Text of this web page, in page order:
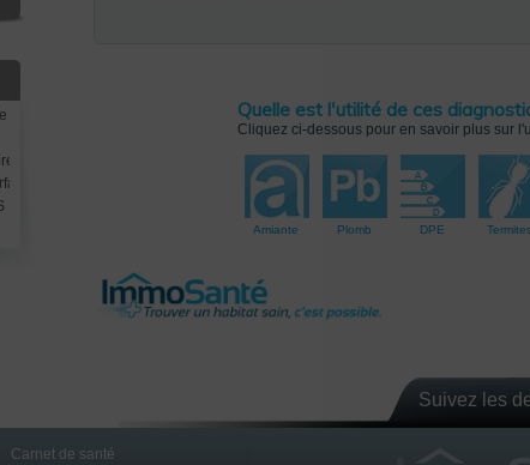
avant le 8 mars 2015
Carrez
Quelle est l'utilité de ces
Cliquez ci-dessous pour en savoir plus sur
Amiante Plomb DPE
Suivez les
Carnet de santé